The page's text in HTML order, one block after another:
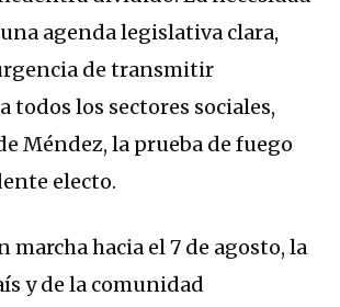
agenda legislativa clara,
de transmitir
todos los sectores sociales,
Méndez, la prueba de fuego
electo.
marcha hacia el 7 de agosto, la
y de la comunidad